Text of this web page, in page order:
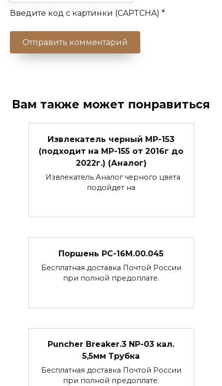
Введите код с картинки (CAPTCHA) *
Вам также может понравиться
Извлекатель черный МР-153
(подходит на МР-155 от 2016г до
2022г.) (Аналог)
Извлекатель Аналог черного цвета
подойдет на
Поршень РС-16М.00.045
Бесплатная доставка Почтой России
при полной предоплате.
Puncher Breaker.3 NP-03 кал.
5,5мм Трубка
Бесплатная доставка Почтой России
при полной предоплате.